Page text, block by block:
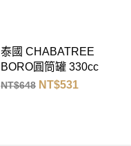
泰國 CHABATREE
BORO圓筒罐 330cc
NT$648 NT$531